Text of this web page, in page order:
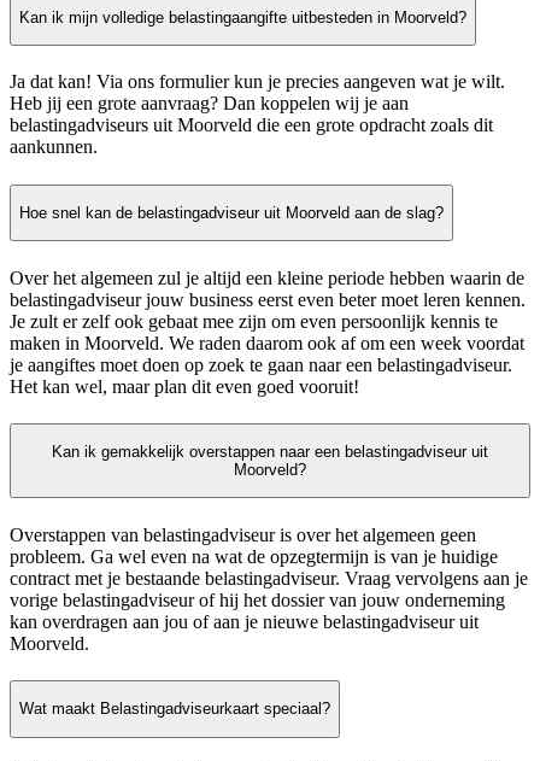
Kan ik mijn volledige belastingaangifte uitbesteden in Moorveld?
Ja dat kan! Via ons formulier kun je precies aangeven wat je wilt.
Heb jij een grote aanvraag? Dan koppelen wij je aan
belastingadviseurs uit Moorveld die een grote opdracht zoals dit
aankunnen.
Hoe snel kan de belastingadviseur uit Moorveld aan de slag?
Over het algemeen zul je altijd een kleine periode hebben waarin de
belastingadviseur jouw business eerst even beter moet leren kennen.
Je zult er zelf ook gebaat mee zijn om even persoonlijk kennis te
maken in Moorveld. We raden daarom ook af om een week voordat
je aangiftes moet doen op zoek te gaan naar een belastingadviseur.
Het kan wel, maar plan dit even goed vooruit!
Kan ik gemakkelijk overstappen naar een belastingadviseur uit
Moorveld?
Overstappen van belastingadviseur is over het algemeen geen
probleem. Ga wel even na wat de opzegtermijn is van je huidige
contract met je bestaande belastingadviseur. Vraag vervolgens aan je
vorige belastingadviseur of hij het dossier van jouw onderneming
kan overdragen aan jou of aan je nieuwe belastingadviseur uit
Moorveld.
Wat maakt Belastingadviseurkaart speciaal?